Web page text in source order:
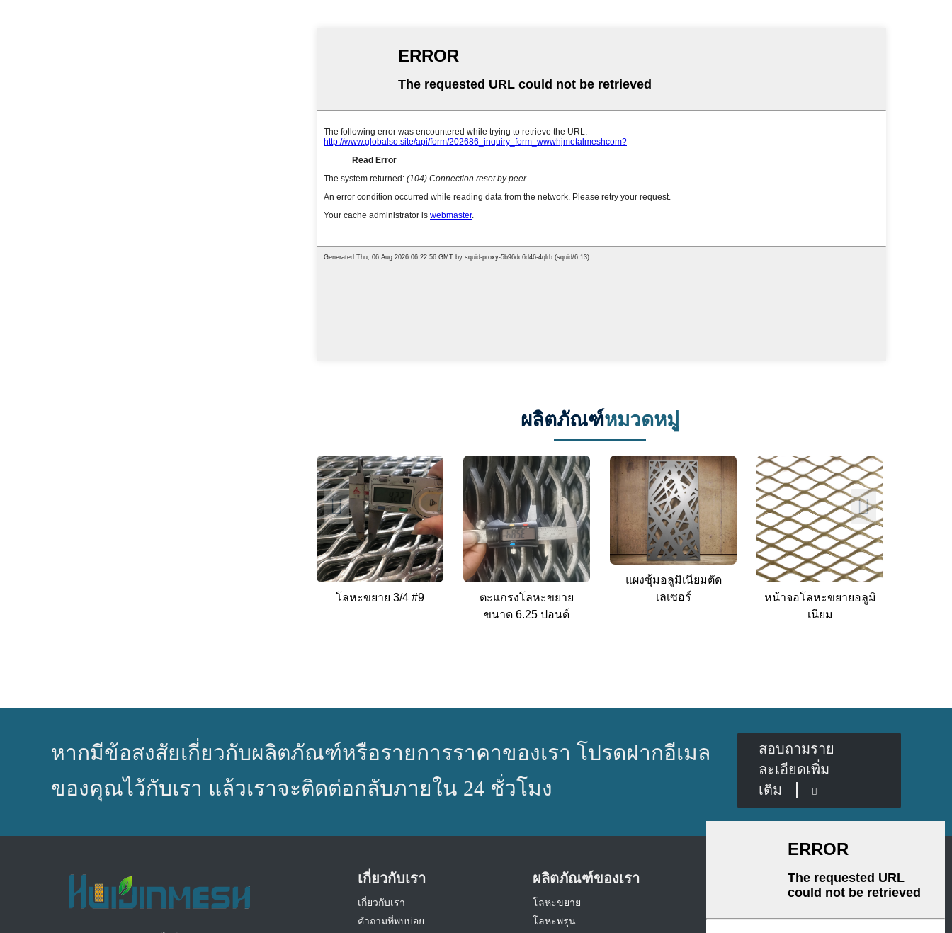
ผลิตภัณฑ์หมวดหมู่
โลหะขยาย 3/4 #9
ตะแกรงโลหะขยาย
ขนาด 6.25 ปอนด์
แผงซุ้มอลูมิเนียมตัด
เลเซอร์
หน้าจอโลหะขยายอลูมิ
เนียม
หากมีข้อสงสัยเกี่ยวกับผลิตภัณฑ์หรือรายการราคาของเรา โปรดฝากอีเมล
ของคุณไว้กับเรา แล้วเราจะติดต่อกลับภายใน 24 ชั่วโมง
สอบถามราย
ละเอียดเพิ่ม
เติม
เกี่ยวกับเรา
เกี่ยวกับเรา
คำถามที่พบบ่อย
ผลิตภัณฑ์ของเรา
โลหะขยาย
โลหะพรุน
ข่าวอุตสาหกรรม